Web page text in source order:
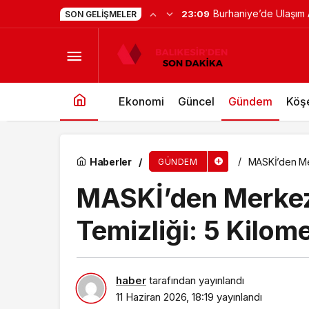
SON GELIŞMELER 23:00 Başkan Hatice
Ekonomi Güncel Gündem
Haberler GÜNDEM MASKİ’den
MASKİ’den
Temizliği: 5
haber tarafından yayınlandı
11 Haziran 2026, 18:19 yayınlandı
Sigorta sektörü İzmir’de buluştu